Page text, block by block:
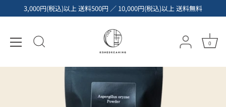
ン
3,000円(税込)以上 送料500円 ／ 10,000円(税込)以上 送料無料
0